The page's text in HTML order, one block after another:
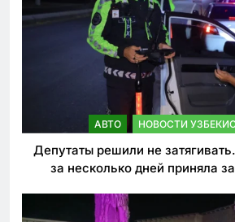
АВТО НОВОСТИ
Депутаты решили не
за несколько дней приняла